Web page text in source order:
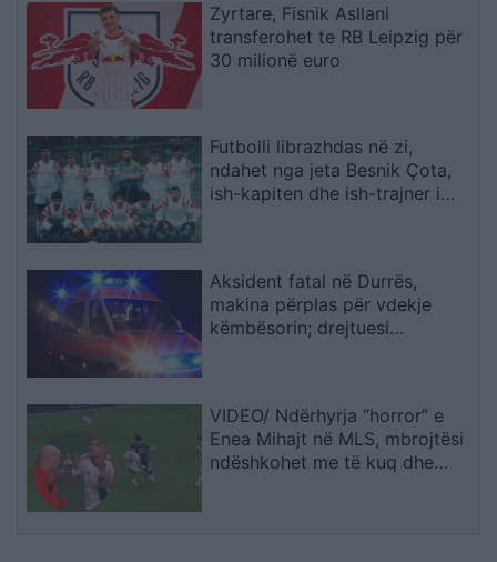
Zyrtare, Fisnik Asllani
transferohet te RB Leipzig për
30 milionë euro
Futbolli librazhdas në zi,
ndahet nga jeta Besnik Çota,
ish-kapiten dhe ish-trajner i
Aksident fatal në Durrës,
makina përplas për vdekje
këmbësorin; drejtuesi
VIDEO/ Ndërhyrja “horror” e
Enea Mihajt në MLS, mbrojtësi
ndëshkohet me të kuq dhe